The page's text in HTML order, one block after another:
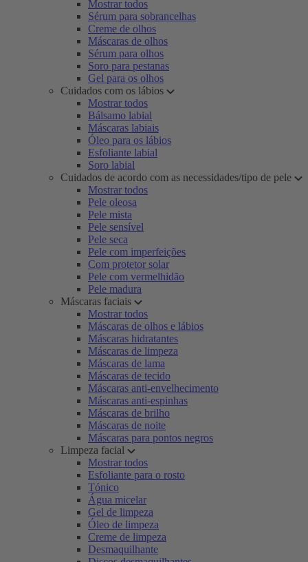
Mostrar todos
Sérum para sobrancelhas
Creme de olhos
Máscaras de olhos
Sérum para olhos
Soro para pestanas
Gel para os olhos
Cuidados com os lábios
Mostrar todos
Bálsamo labial
Máscaras labiais
Óleo para os lábios
Esfoliante labial
Soro labial
Cuidados de acordo com as necessidades/tipo de pele
Mostrar todos
Pele oleosa
Pele mista
Pele sensível
Pele seca
Pele com imperfeições
Com protetor solar
Pele com vermelhidão
Pele madura
Máscaras faciais
Mostrar todos
Máscaras de olhos e lábios
Máscaras hidratantes
Máscaras de limpeza
Máscaras de lama
Máscaras de tecido
Máscaras anti-envelhecimento
Máscaras anti-espinhas
Máscaras de brilho
Máscaras de noite
Máscaras para pontos negros
Limpeza facial
Mostrar todos
Esfoliante para o rosto
Tónico
Água micelar
Gel de limpeza
Óleo de limpeza
Creme de limpeza
Desmaquilhante